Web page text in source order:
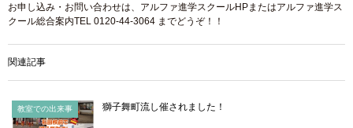
お申し込み・お問い合わせは、アルファ進学スクールHPまたはアルファ進学ス
クール総合案内TEL 0120-44-3064 までどうぞ！！
関連記事
教室での出来事 獅子舞町流し催されました！